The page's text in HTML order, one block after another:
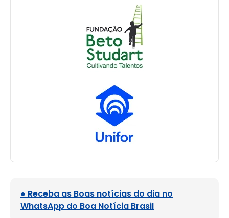
● Receba as Boas notícias do dia no
WhatsApp do Boa Notícia Brasil